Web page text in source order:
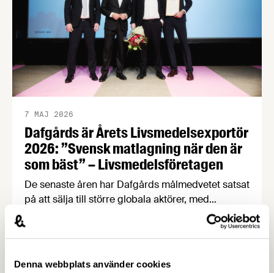
Denna webbplats använder cookies
Dafgårds är Årets Livsmedelsexportör
2026: ”Svensk matlagning när den är
som bäst” – Livsmedelsföretagen
7 MAJ 2026
De senaste åren har Dafgårds målmedvetet satsat
på att sälja till större globala aktörer, med
resultatet att exporten idag utgör 35 procent av
bolagets omsättning. All produktion sker
exportframgångar har Dafgårds nu belönats med